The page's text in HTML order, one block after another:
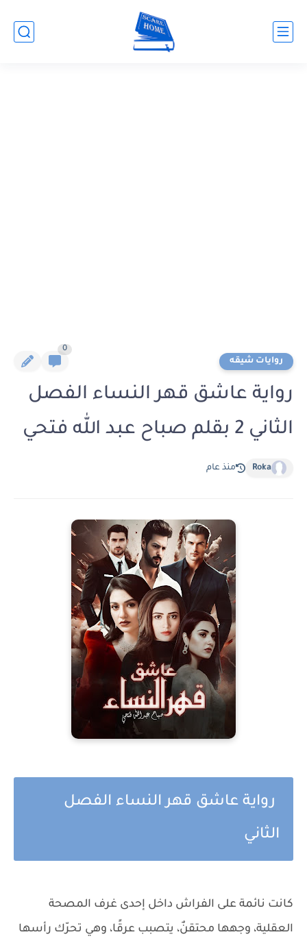
روايات شيقه
0
رواية عاشق قهر النساء الفصل
الثاني 2 بقلم صباح عبد الله فتحي
Roka منذ عام
رواية عاشق قهر النساء الفصل
الثاني
كانت نائمة على الفراش داخل إحدى غرف المصحة
العقلية، وجهها محتقنٌ، يتصبب عرقًا، وهي تحرّك رأسها